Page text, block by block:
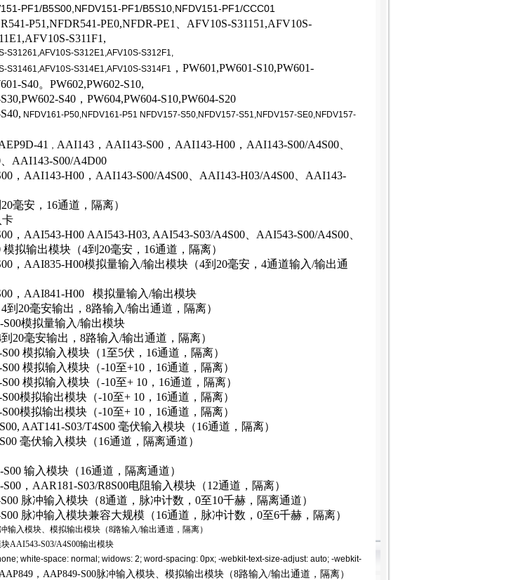
PF1/B5S00,NFDV151-PF1/B5S10,NFDV151-PF1/CCC01
P51,NFDR541-PE0,NFDR-PE1、 AFV10S-S31151,AFV10S-
S311F1,
S31261,AFV10S-S312E1,AFV10S-S312F1,
S31461,AFV10S-S314E1,AFV10S-S314F1 ， PW601,PW601-S10,PW601-
S40。 PW602,PW602-S10,
S40， PW604,PW604-S10,PW604-S20
, NFDV161-P50,NFDV161-P51 NFDV157-S50,NFDV157-S51,NFDV157-SE0,NFDV157-
41 ， AAI143，AAI143-S00，AAI143-H00，AAI143-S00/A4S00、
AAI143-S00/A4D00
，AAI143-H00，AAI143-S00/A4S00、AAI143-H03/A4S00、AAI143-
毫安，16通道，隔离）
，AAI543-H00 AAI543-H03, AAI543-S03/A4S00、AAI543-S00/A4S00、
拟输出模块（4到20毫安，16通道，隔离）
，AAI835-H00模拟量输入/输出模块（4到20毫安，4通道输入/输出通
，AAI841-H00 模拟量输入/输出模块
到20毫安输出，8路输入/输出通道，隔离）
S00模拟量输入/输出模块
20毫安输出，8路输入/输出通道，隔离）
S00 模拟输入模块（1至5伏，16通道，隔离）
S00 模拟输入模块（-10至+10，16通道，隔离）
模拟输入模块（-10至+ 10，16通道，隔离）
S00模拟输出模块（-10至+ 10，16通道，隔离）
模拟输出模块（-10至+ 10，16通道，隔离）
AAT141-S03/T4S00 毫伏输入模块（16通道，隔离）
毫伏输入模块（16通道，隔离通道）
输入模块（16通道，隔离通道）
S00，AAR181-S03/R8S00电阻输入模块（12通道，隔离）
脉冲输入模块（8通道，脉冲计数，0至10千赫，隔离通道）
脉冲输入模块兼容大规模（16通道，脉冲计数，0至6千赫，隔离）
输入模块、模拟输出模块（8路输入/输出通道，隔离）
AAI543-S03/A4S00输出模块
white-space: normal; widows: 2; word-spacing: 0px; -webkit-text-size-adjust: auto; -webkit-
，AAP849-S00脉冲输入模块、模拟输出模块（8路输入/输出通道，隔离）